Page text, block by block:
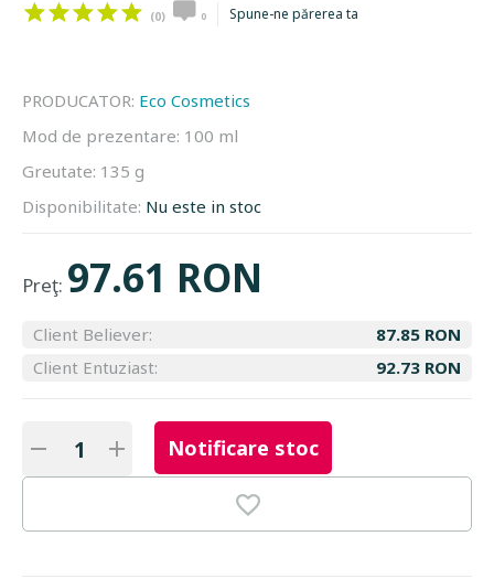
(0) 0 Spune-ne părerea ta
PRODUCATOR: Eco Cosmetics
Mod de prezentare: 100 ml
Greutate: 135 g
Disponibilitate: Nu este in stoc
Preţ: 97.61 RON
Client Believer:
87.85 RON
Client Entuziast:
92.73 RON
Notificare stoc